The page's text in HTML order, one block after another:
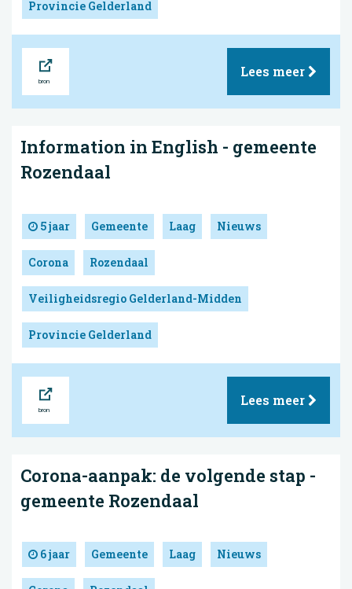
Provincie Gelderland
Lees meer
Information in English - gemeente
Rozendaal
5 jaar Gemeente Laag Nieuws
Corona Rozendaal
Veiligheidsregio Gelderland-Midden
Provincie Gelderland
Lees meer
Corona-aanpak: de volgende stap -
gemeente Rozendaal
6 jaar Gemeente Laag Nieuws